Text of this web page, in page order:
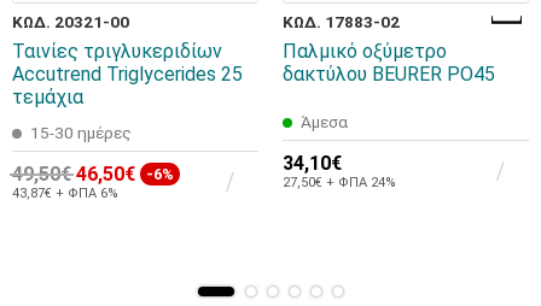
ΚΩΔ. 20321-00
Ταινίες τριγλυκεριδίων
Accutrend Triglycerides 25
τεμάχια
15-30 ημέρες
49,50€ 46,50€ -6%
43,87€ + ΦΠΑ 6%
ΚΩΔ. 17883-02
Παλμικό οξύμετρο
δακτύλου BEURER PO45
Άμεσα
34,10€
27,50€ + ΦΠΑ 24%